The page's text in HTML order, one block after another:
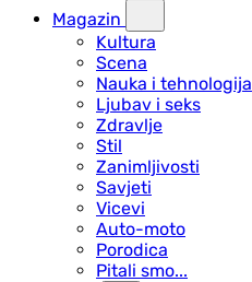
Magazin
Kultura
Scena
Nauka i tehnologija
Ljubav i seks
Zdravlje
Stil
Zanimljivosti
Savjeti
Vicevi
Auto-moto
Porodica
Pitali smo...